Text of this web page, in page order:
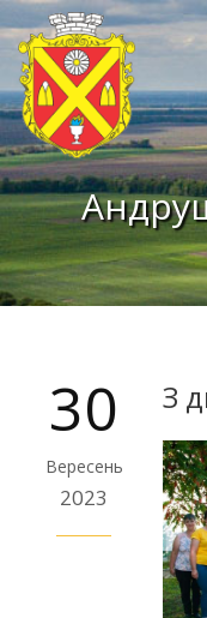
30
Вересень
2023
З